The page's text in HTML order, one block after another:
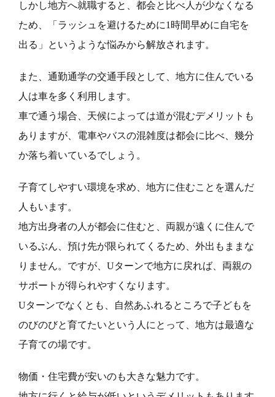
しかし地方へ就職すると、都会と比べ人が少なくなる
ため、「ラッシュを避けるために1時間早めに自宅を
出る」というような悩みから解放されます。
また、通勤通学の交通手段として、地方に住んでいる
人は車を多く利用します。
車で通う場合、天候によっては道が混むデメリットも
ありますが、電車やバスの混雑度は都会に比べ、幾分
か落ち着いているでしょう。
子育てしやすい環境を求め、地方に住むことを選んだ
人もいます。
地方出身者の人が都会に住むと、両親が遠くに住んで
いるぶん、預け先が限られてくるため、外出もままな
りません。ですが、Uターンで地方に戻れば、両親の
サポートが得られやすくなります。
Uターンでなくとも、自然あふれるところで子どもを
のびのびと育てたいという人にとって、地方は最適な
子育ての場です。
物価・住宅費が安いのも大きな魅力です。